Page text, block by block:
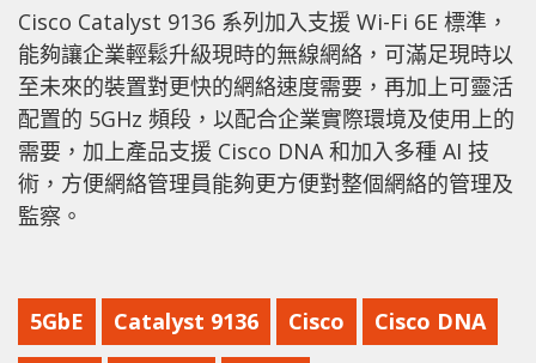
Cisco Catalyst 9136 系列加入支援 Wi-Fi 6E 標準，
能夠讓企業輕鬆升級現時的無線網絡，可滿足現時以
至未來的裝置對更快的網絡速度需要，再加上可靈活
配置的 5GHz 頻段，以配合企業實際環境及使用上的
需要，加上產品支援 Cisco DNA 和加入多種 AI 技
術，方便網絡管理員能夠更方便對整個網絡的管理及
監察。
5GbE Catalyst 9136 Cisco Cisco DNA